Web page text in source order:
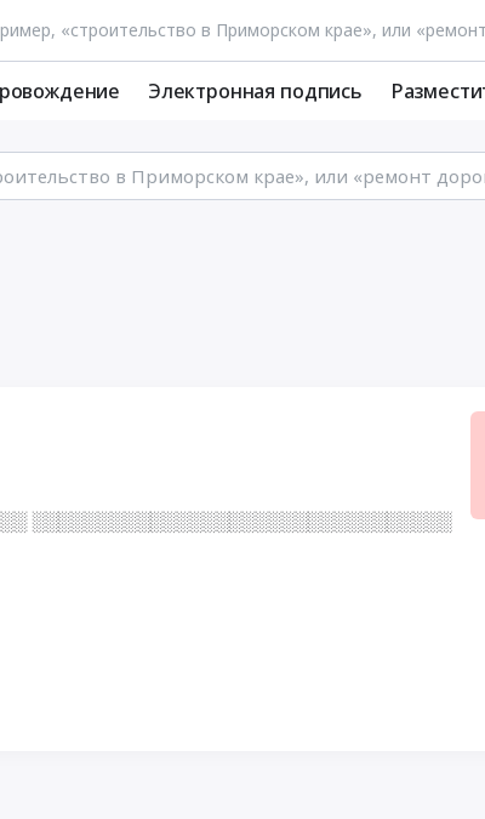
Электронная подпись
░░░░░░░░░░░░░░░░░░░░░░░░░░░░░░░░